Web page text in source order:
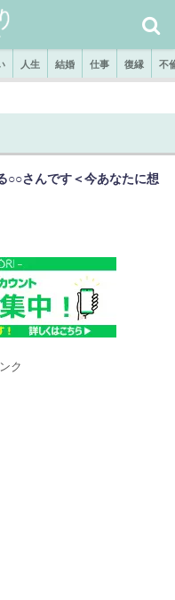
人生 結婚 仕事 復縁 不
○○さんです＜今あなたに想
ク